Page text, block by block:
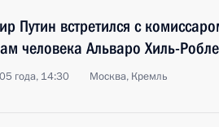
Путин встретился с
человека Альваро Хиль-
года, 14:30 Москва, Кремль